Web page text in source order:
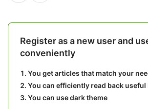
Register as a new user and
conveniently
You get articles that match your
You can efficiently read back
You can use dark theme